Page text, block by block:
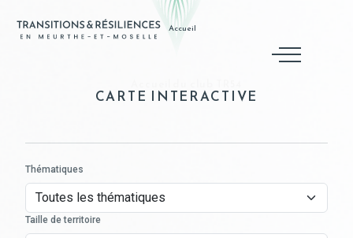
Accueil
CARTE INTERACTIVE
Thématiques
Taille de territoire